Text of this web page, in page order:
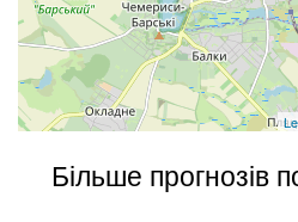
Більше прогнозів